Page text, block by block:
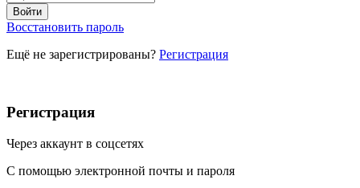
Восстановить пароль
Ещё не зарегистрированы? Регистрация
Регистрация
Через аккаунт в соцсетях
С помощью электронной почты и пароля